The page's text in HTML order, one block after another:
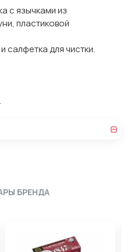
с язычками из
пластиковой
салфетка для чистки.
БРЕНДА